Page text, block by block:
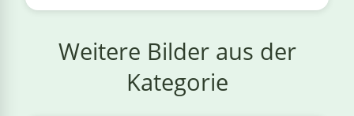
Weitere Bilder aus der
Kategorie